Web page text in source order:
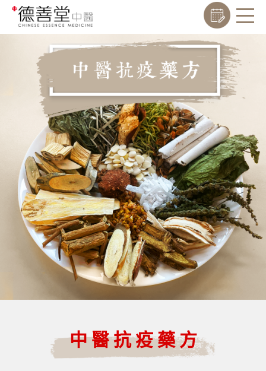
中醫抗疫藥方